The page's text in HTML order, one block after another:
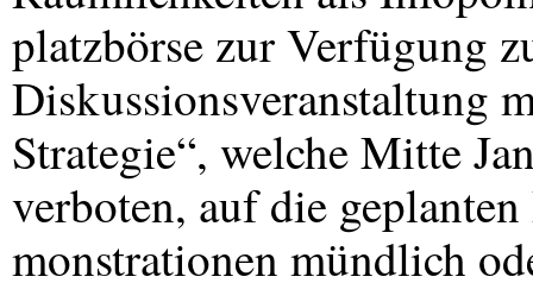
platzbörse zur Verfügung
Diskussionsveranstaltung
Strategie“, welche Mitte
verboten, auf die
monstrationen mündlich